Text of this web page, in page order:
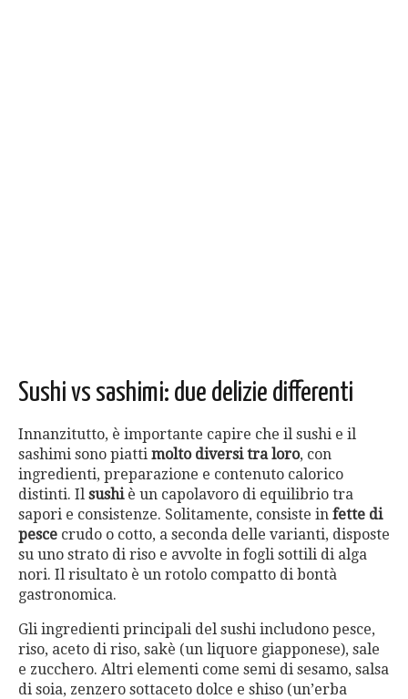
Sushi vs sashimi: due delizie differenti
Innanzitutto, è importante capire che il sushi e il
sashimi sono piatti molto diversi tra loro, con
ingredienti, preparazione e contenuto calorico
distinti. Il sushiè un capolavoro di equilibrio tra
sapori e consistenze. Solitamente, consiste in fette di
pesce crudo o cotto, a seconda delle varianti, disposte
su uno strato di riso e avvolte in fogli sottili di alga
nori. Il risultato è un rotolo compatto di bontà
gastronomica.
Gli ingredienti principali del sushi includono pesce,
riso, aceto di riso, sakè (un liquore giapponese), sale
e zucchero. Altri elementi come semi di sesamo, salsa
di soia, zenzero sottaceto dolce e shiso (un’erba